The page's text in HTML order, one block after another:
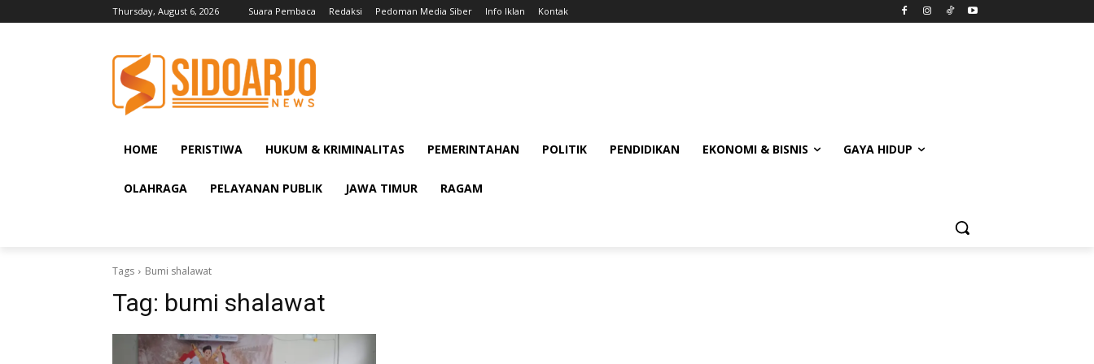
Thursday, August 6, 2026 Suara Pembaca Redaksi Pedoman Media Siber Info Iklan Kontak
HOME PERISTIWA HUKUM & KRIMINALITAS PEMERINTAHAN POLITIK PENDIDIKAN EKONOMI & BISNIS GAYA HIDUP
OLAHRAGA PELAYANAN PUBLIK JAWA TIMUR RAGAM
Tags Bumi shalawat
Tag: bumi shalawat